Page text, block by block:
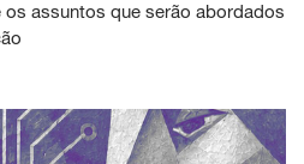
assuntos que serão abordados